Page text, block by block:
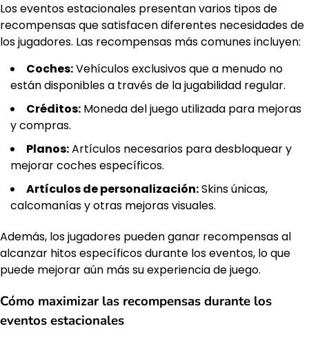
Los eventos estacionales presentan varios tipos de
recompensas que satisfacen diferentes necesidades de
los jugadores. Las recompensas más comunes incluyen:
Coches:Vehículos exclusivos que a menudo no
están disponibles a través de la jugabilidad regular.
Créditos: Moneda del juego utilizada para mejoras
y compras.
Planos:Artículos necesarios para desbloquear y
mejorar coches específicos.
Artículos de personalización:Skins únicas,
calcomanías y otras mejoras visuales.
Además, los jugadores pueden ganar recompensas al
alcanzar hitos específicos durante los eventos, lo que
puede mejorar aún más su experiencia de juego.
Cómo maximizar las recompensas durante los
eventos estacionales